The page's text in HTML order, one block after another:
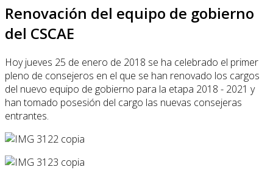
Renovación del equipo de gobierno
del CSCAE
Hoy jueves 25 de enero de 2018 se ha celebrado el primer
pleno de consejeros en el que se han renovado los cargos
del nuevo equipo de gobierno para la etapa 2018 - 2021 y
han tomado posesión del cargo las nuevas consejeras
entrantes.